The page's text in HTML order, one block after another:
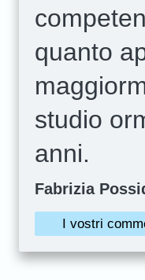
quanto
studio
anni.
Fabrizia
I vostri